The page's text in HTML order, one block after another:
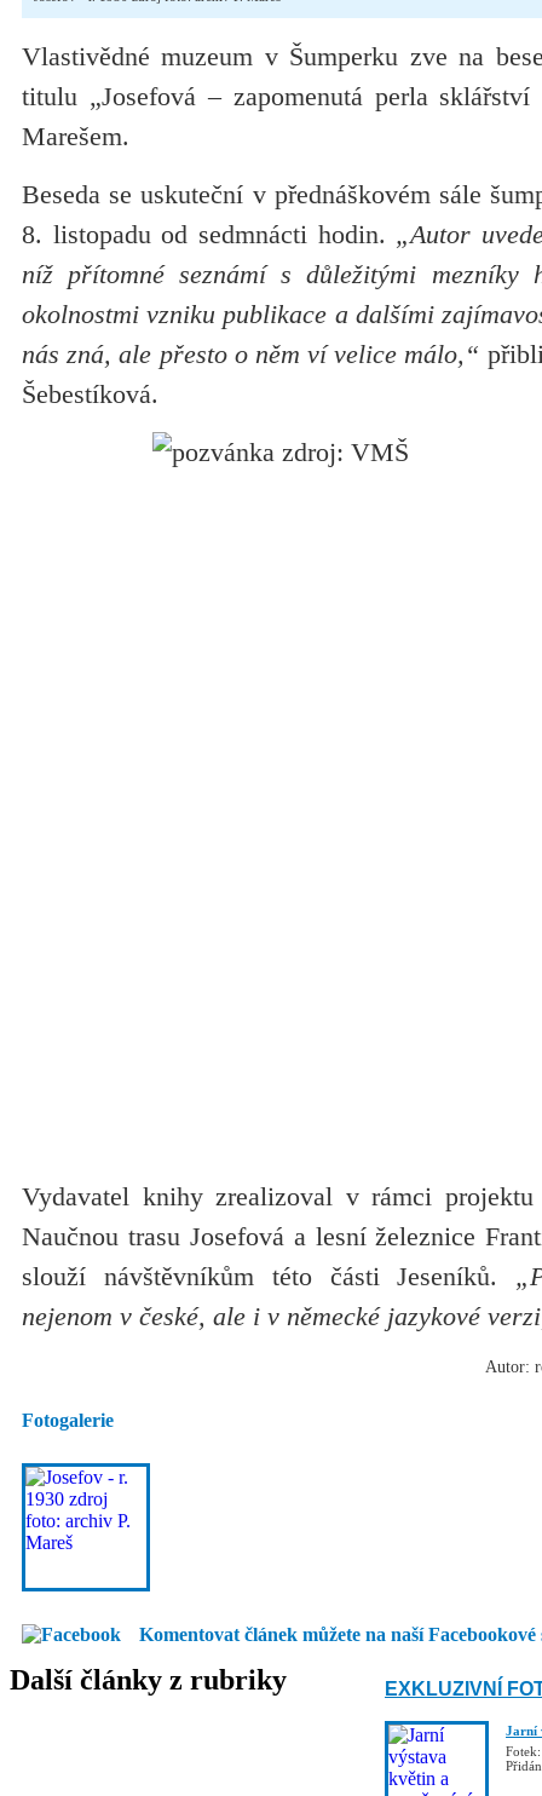
Vlastivědné muzeum v Šumperku zve na
titulu „Josefová – zapomenutá perla sklářství
Marešem.
Beseda se uskuteční v přednáškovém sále
8. listopadu od sedmnácti hodin. „Autor
níž přítomné seznámí s důležitými mezníky
okolnostmi vzniku publikace a dalšími
nás zná, ale přesto o něm ví velice málo,“
Šebestíková.
Vydavatel knihy zrealizoval v rámci
Naučnou trasu Josefová a lesní železnice
slouží návštěvníkům této části Jeseníků.
nejenom v české, ale i v německé jazykové
Autor:
Fotogalerie
Komentovat článek můžete na naší Facebookové
Další články z rubriky EXKLUZIVNÍ
Jarní